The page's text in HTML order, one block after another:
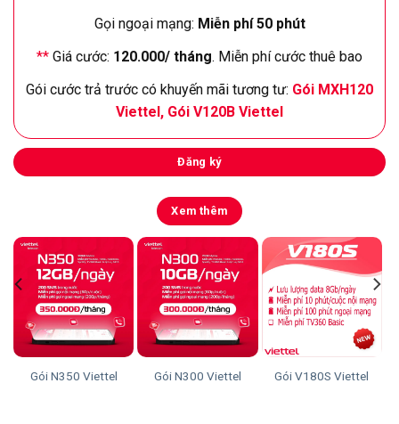
Gọi ngoại mạng: Miễn phí 50 phút
** Giá cước: 120.000/ tháng. Miễn phí cước thuê bao
Gói cước trả trước có khuyến mãi tương tư: Gói MXH120
Viettel , Gói V120B Viettel
Đăng ký
Xem thêm
Gói V180S Viettel
Gói N350 Viettel Gói N300 Viettel